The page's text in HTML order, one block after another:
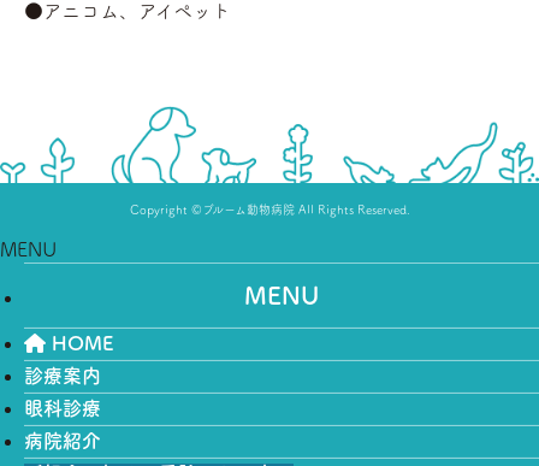
●アニコム、アイペット
Copyright ©ブルーム動物病院 All Rights Reserved.
MENU
MENU
HOME
診療案内
眼科診療
病院紹介